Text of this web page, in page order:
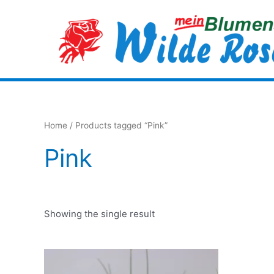
Home / Products tagged “Pink”
Pink
Showing the single result